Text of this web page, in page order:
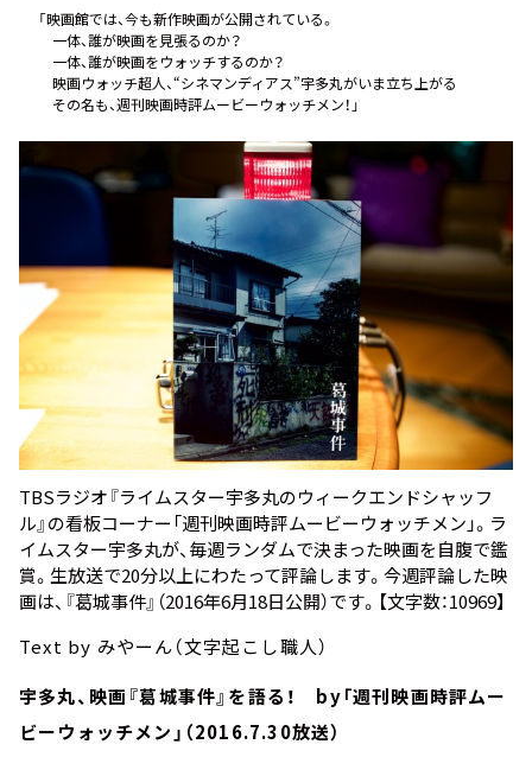
お知らせ
イベント・グッズ
YouTube
会社情報
「映画館では、今も新作映画が公開されている。
一体、誰が映画を見張るのか？
一体、誰が映画をウォッチするのか？
映画ウォッチ超人、“シネマンディアス”宇多丸がいま立ち上がる――
その名も、週刊映画時評ムービーウォッチメン！」
TBSラジオ『ライムスター宇多丸のウィークエンドシャッフ
ル』の看板コーナー「週刊映画時評ムービーウォッチメン」。ラ
イムスター宇多丸が、毎週ランダムで決まった映画を自腹で鑑
賞。生放送で20分以上にわたって評論します。今週評論した映
画は、 『葛城事件』 （2016年6月18日公開）です。【文字数：10969】
Text by みやーん（文字起こし職人）
宇多丸、映画『葛城事件』を語る！ by「週刊映画時評ムー
ビーウォッチメン」（2016.7.30放送）